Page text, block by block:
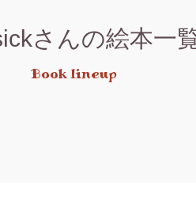
さんの絵本一
Book lineup